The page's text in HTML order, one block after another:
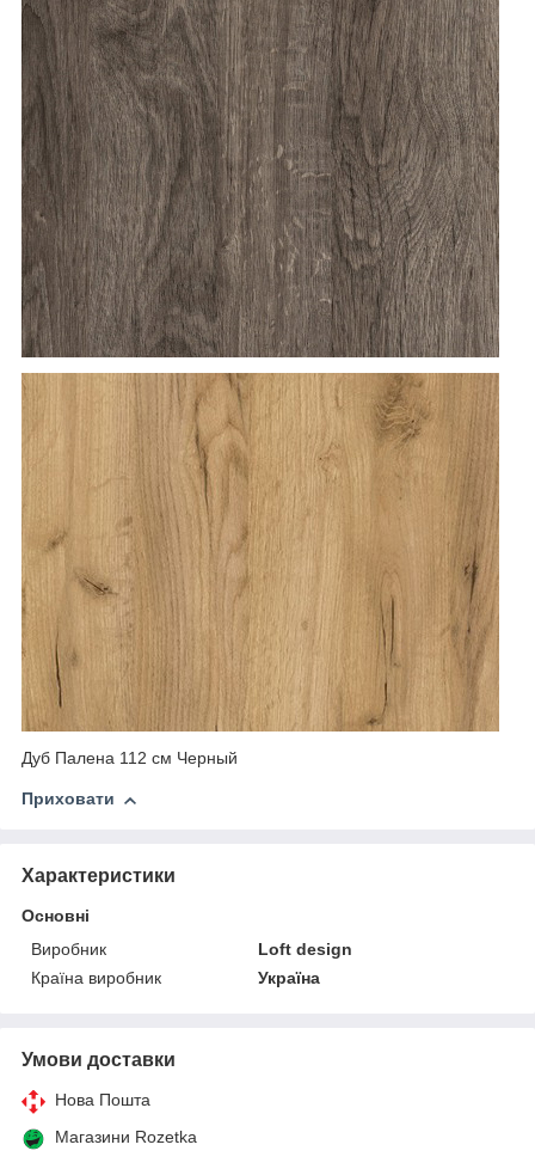
Дуб Палена 112 см Черный
Приховати
Характеристики
Основні
Виробник
Loft design
Країна виробник
Україна
Умови доставки
Нова Пошта
Магазини Rozetka